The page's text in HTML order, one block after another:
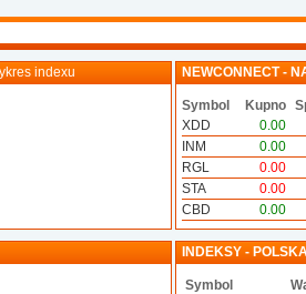
NEWCONNECT -
Symbol Kupno
XDD
0.00
INM
0.00
RGL
0.00
STA
0.00
CBD
0.00
INDEKSY -
Symbol